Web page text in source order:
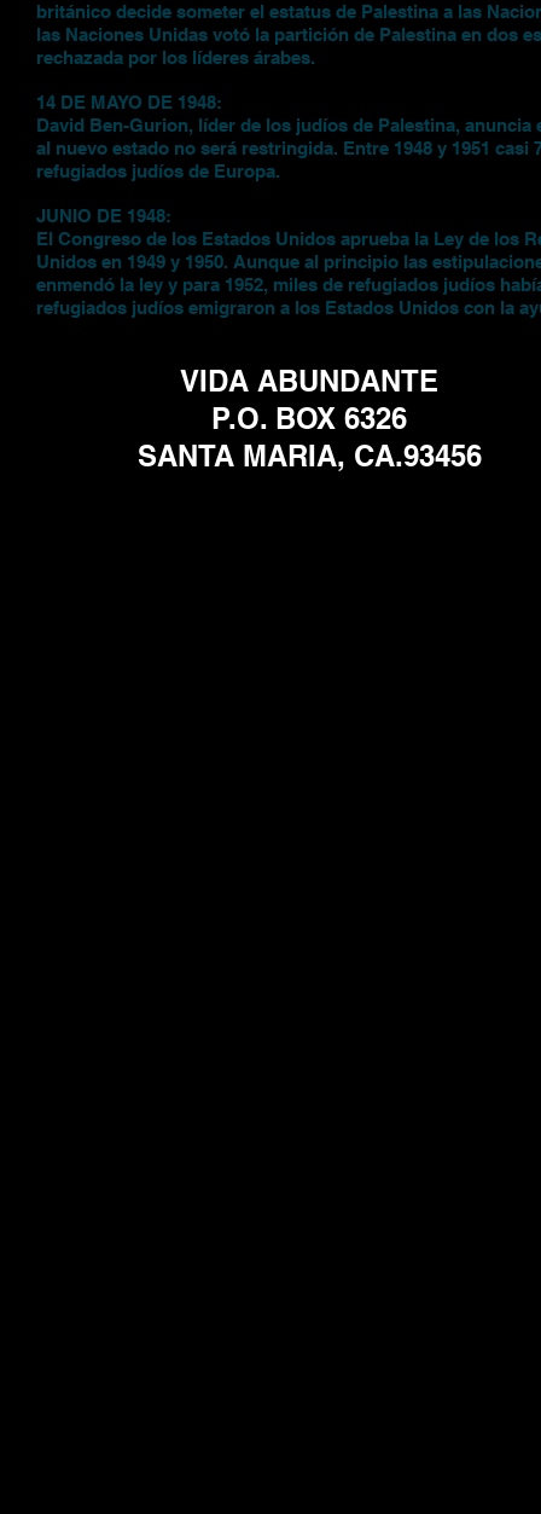
británico decide someter el estatus de Palestina a las
las Naciones Unidas votó la partición de Palestina en dos
rechazada por los líderes árabes.
14 DE MAYO DE 1948:
David Ben-Gurion, líder de los judíos de Palestina,
al nuevo estado no será restringida. Entre 1948 y 1951
refugiados judíos de Europa.
JUNIO DE 1948:
El Congreso de los Estados Unidos aprueba la Ley de los
Unidos en 1949 y 1950. Aunque al principio las
enmendó la ley y para 1952, miles de refugiados judíos
refugiados judíos emigraron a los Estados Unidos con la
VIDA ABUNDANTE
P.O. BOX 6326
SANTA MARIA, CA.93456